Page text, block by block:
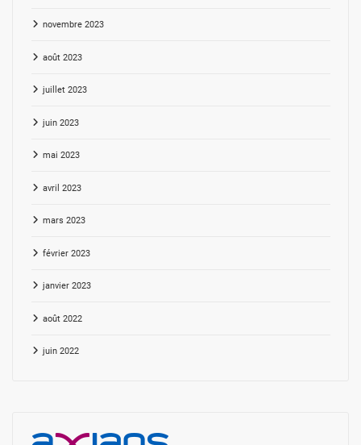
novembre 2023
août 2023
juillet 2023
juin 2023
mai 2023
avril 2023
mars 2023
février 2023
janvier 2023
août 2022
juin 2022